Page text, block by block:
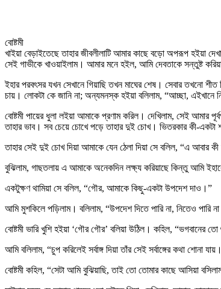
বোষ্টমী
খাইয়া বেড়াইতেছে তাহার জীবলীলাটি আমার কাছে বড়ো অপরূপ হইয়া
সেই গাভীকে খাওয়াইলাম। আমার মনে হইল, আমি দেবতাকে সন্তুষ্ট
ইহার পরবৎসর যখন সেখানে গিয়াছি তখন মাঘের শেষ। সেবার তখনো শীত
চায়। লোকটা কে জানি না; অন্যমনস্ক হইয়া বলিলাম, “আচ্ছা, এইখানে
বোষ্টমী পায়ের ধুলা লইয়া আমাকে প্রণাম করিল। দেখিলাম, সেই আমার
তাহার ভাব। সব চেয়ে চোখে পড়ে তাহার দুই চোখ। ভিতরকার কী-একটা
তাহার সেই দুই চোখ দিয়া আমাকে যেন ঠেলা দিয়া সে বলিল, “এ আবার
বুঝিলাম, গাছতলায় এ আমাকে অনেকদিন লক্ষ্য করিয়াছে কিন্তু আমি
একটুক্ষণ থামিয়া সে বলিল, “গৌর, আমাকে কিছু-একটা উপদেশ দাও।”
আমি মুশকিলে পড়িলাম। বলিলাম, “উপদেশ দিতে পারি না, নিতেও
বোষ্টমী ভারি খুশি হইয়া ‘গৌর গৌর’ বলিয়া উঠিল। কহিল, “ভগবানের তো
আমি বলিলাম, “চুপ করিলেই সর্বাঙ্গ দিয়া তাঁর সেই সর্বাঙ্গের কথা শোনা
বোষ্টমী কহিল, “সেটা আমি বুঝিয়াছি, তাই তো তোমার কাছে আসিয়া